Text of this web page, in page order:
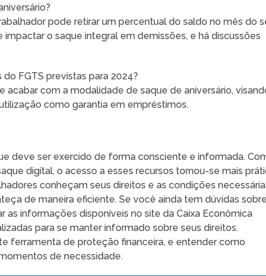
pode retirar um percentual do saldo no mês do
o saque integral em demissões, e há discussões
do FGTS previstas para 2024?
acabar com a modalidade de saque de aniversário,
como garantia em empréstimos.
deve ser exercido de forma consciente e informada.
digital, o acesso a esses recursos tornou-se mais
conheçam seus direitos e as condições
de maneira eficiente. Se você ainda tem dúvidas
as informações disponíveis no site da Caixa Econômica
para se manter informado sobre seus direitos.
ferramenta de proteção financeira, e entender como
de necessidade.